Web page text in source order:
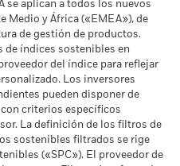
84,94
156
44,14%
55,83%
de BlackRock
Térmico y Arenas
se aplican a todos los nuevos
Medio y África («EMEA»), de
de gestión de productos.
de índices sostenibles en
del índice para reflejar
Los inversores
pueden disponer de
criterios específicos
La definición de los filtros de
sostenibles filtrados se rige
(«SPC»). El proveedor de